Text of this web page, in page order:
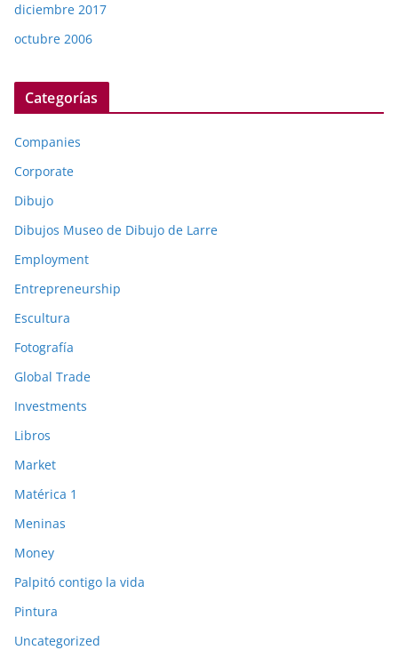
diciembre 2017
octubre 2006
Categorías
Companies
Corporate
Dibujo
Dibujos Museo de Dibujo de Larre
Employment
Entrepreneurship
Escultura
Fotografía
Global Trade
Investments
Libros
Market
Matérica 1
Meninas
Money
Palpitó contigo la vida
Pintura
Uncategorized